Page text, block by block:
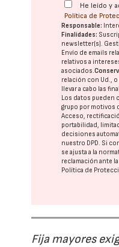
He leído y
Política de
Responsable:
Finalidades:
newsletter(s).
Envío de emails
relativos a
asociados.
relación con Ud., o
llevar a cabo las
Los datos pueden
grupo por motivos
Acceso,
portabilidad,
decisiones
nuestro DPD. Si
se ajusta a la
reclamación ante
Política de
Fija mayores